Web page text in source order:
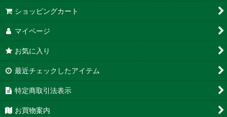
ショッピングカート
マイページ
お気に入り
最近チェックしたアイテム
特定商取引法表示
お買物案内